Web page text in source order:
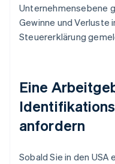
Unternehmensebene
Gewinne und Verluste
Steuererklärung
Eine
anfordern
Sobald Sie in den